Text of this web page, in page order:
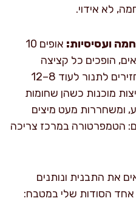
לא אידוי.
ועסיסיות:
אופים 10
מוציאים, הופכים כל קציצה
בעדינות בעזרת מרית, ומחזירים לתנור לעוד 8–12
הקציצות מוכנות כשהן שחומות
ומשחררות מעט מיצים
הטמפרטורה במרכז צריכה
את התבנית ונותנים
5 דקות. זה אחד הסודות שלי במטבח: